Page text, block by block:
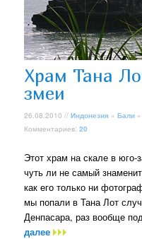
Храм Тана
змеи
26.08.2010 //Индонезия »Бали
Комментариев:20
Этот храм на скале в юго-
чуть ли не самый
как его только ни
мы попали в Тана Лот
Денпасара, раз вообще
далее